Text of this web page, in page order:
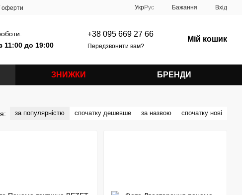
оферти УкрРус Бажання Вхід
11:00 до 19:00
+38 095 669 27 66
Передзвонити вам?
Мій кошик
ЗНИЖКИ БРЕНДИ
за популярністю спочатку дешевше за назвою спочатку нові